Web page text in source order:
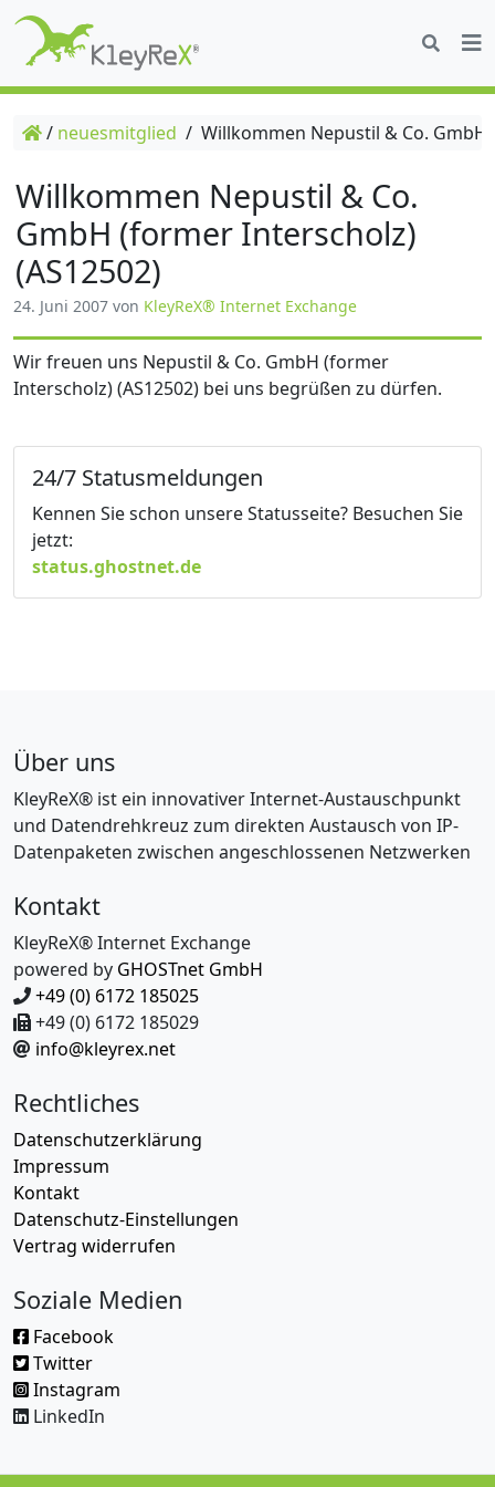
/ neuesmitglied / Willkommen Nepustil & Co.
Willkommen Nepustil & Co.
GmbH (former Interscholz)
(AS12502)
24. Juni 2007 von KleyReX® Internet Exchange
Wir freuen uns Nepustil & Co. GmbH (former
Interscholz) (AS12502) bei uns begrüßen zu dürfen.
24/7 Statusmeldungen
Kennen Sie schon unsere Statusseite? Besuchen Sie
jetzt:
status.ghostnet.de
Über uns
KleyReX® ist ein innovativer Internet-Austauschpunkt
und Datendrehkreuz zum direkten Austausch von IP-
Datenpaketen zwischen angeschlossenen Netzwerken
Kontakt
KleyReX® Internet Exchange
powered by GHOSTnet GmbH
+49 (0) 6172 185025
+49 (0) 6172 185029
info@kleyrex.net
Rechtliches
Datenschutzerklärung
Impressum
Kontakt
Datenschutz-Einstellungen
Vertrag widerrufen
Soziale Medien
Facebook
Twitter
Instagram
LinkedIn